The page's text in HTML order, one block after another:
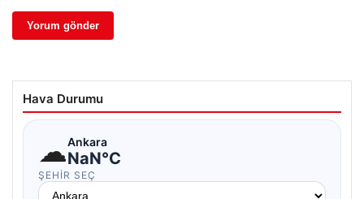
Hava Durumu
☁Ankara
NaN°C
ŞEHIR SEÇ